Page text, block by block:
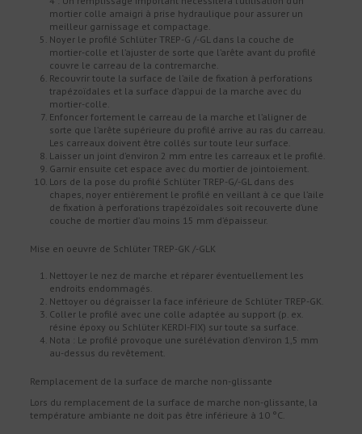
mortier colle amaigri à prise hydraulique pour assurer un
meilleur garnissage et compactage.
Noyer le profilé Schlüter TREP-G /-GL dans la couche de
mortier-colle et l’ajuster de sorte que l’arête avant du profilé
couvre le carreau de la contremarche.
Recouvrir toute la surface de l’aile de fixation à perforations
trapézoïdales et la surface d’appui de la marche avec du
mortier-colle.
Enfoncer fortement le carreau de la marche et l’aligner de
sorte que l’arête supérieure du profilé arrive au ras du carreau.
Les carreaux doivent être collés sur toute leur surface.
Laisser un joint d’environ 2 mm entre les carreaux et le profilé.
Garnir ensuite cet espace avec du mortier de jointoiement.
Lors de la pose du profilé Schlüter TREP-G/-GL dans des
chapes, noyer entièrement le profilé en veillant à ce que l’aile
de fixation à perforations trapézoïdales soit recouverte d’une
couche de mortier d’au moins 15 mm d’épaisseur.
Mise en oeuvre de Schlüter TREP-GK /-GLK
Nettoyer le nez de marche et réparer éventuellement les
endroits endommagés.
Nettoyer ou dégraisser la face inférieure de Schlüter TREP-GK.
Coller le profilé avec une colle adaptée au support (p. ex.
résine époxy ou Schlüter KERDI-FIX) sur toute sa surface.
Nota : Le profilé provoque une surélévation d’environ 1,5 mm
au-dessus du revêtement.
Remplacement de la surface de marche non-glissante
Lors du remplacement de la surface de marche non-glissante, la
température ambiante ne doit pas être inférieure à 10 °C.